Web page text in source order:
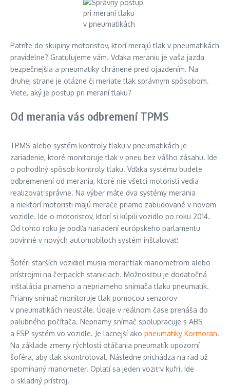
Patríte do skupiny motoristov, ktorí merajú tlak v pneumatikách
pravidelne? Gratulujeme vám. Vďaka meraniu je vaša jazda
bezpečnejšia a pneumatiky chránené pred ojazdením. Na
druhej strane je otázne či meriate tlak správnym spôsobom.
Viete, aký je postup pri meraní tlaku?
Od merania vás odbremení TPMS
TPMS alebo systém kontroly tlaku v pneumatikách je
zariadenie, ktoré monitoruje tlak v pneu bez vášho zásahu. Ide
o pohodlný spôsob kontroly tlaku. Vďaka systému budete
odbremenení od merania, ktoré nie všetci motoristi vedia
realizovať správne. Na výber máte dva systémy merania
a niektorí motoristi majú merače priamo zabudované v novom
vozidle. Ide o motoristov, ktorí si kúpili vozidlo po roku 2014.
Od tohto roku je podľa nariadení európskeho parlamentu
povinné v nových automobiloch systém inštalovať.
Šoféri starších vozidiel musia merať tlak manometrom alebo
prístrojmi na čerpacích staniciach. Možnosťou je dodatočná
inštalácia priameho a nepriameho snímača tlaku pneumatík.
Priamy snímač monitoruje tlak pomocou senzorov
v pneumatikách neustále. Údaje v reálnom čase prenáša do
palubného počítača. Nepriamy snímač spolupracuje s ABS
a ESP systém vo vozidle. Je lacnejší ako pneumatiky Kormoran.
Na základe zmeny rýchlosti otáčania pneumatík upozorní
šoféra, aby tlak skontroloval. Následne prichádza na rad už
spomínaný manometer. Oplatí sa jeden voziť v kufri. Ide
o skladný prístroj.